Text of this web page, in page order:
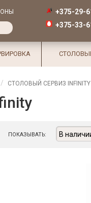
+375-29-
+375-33-
СТОЛОВЫЙ СЕРВИЗ INFINITY
ПОКАЗЫВАТЬ: В